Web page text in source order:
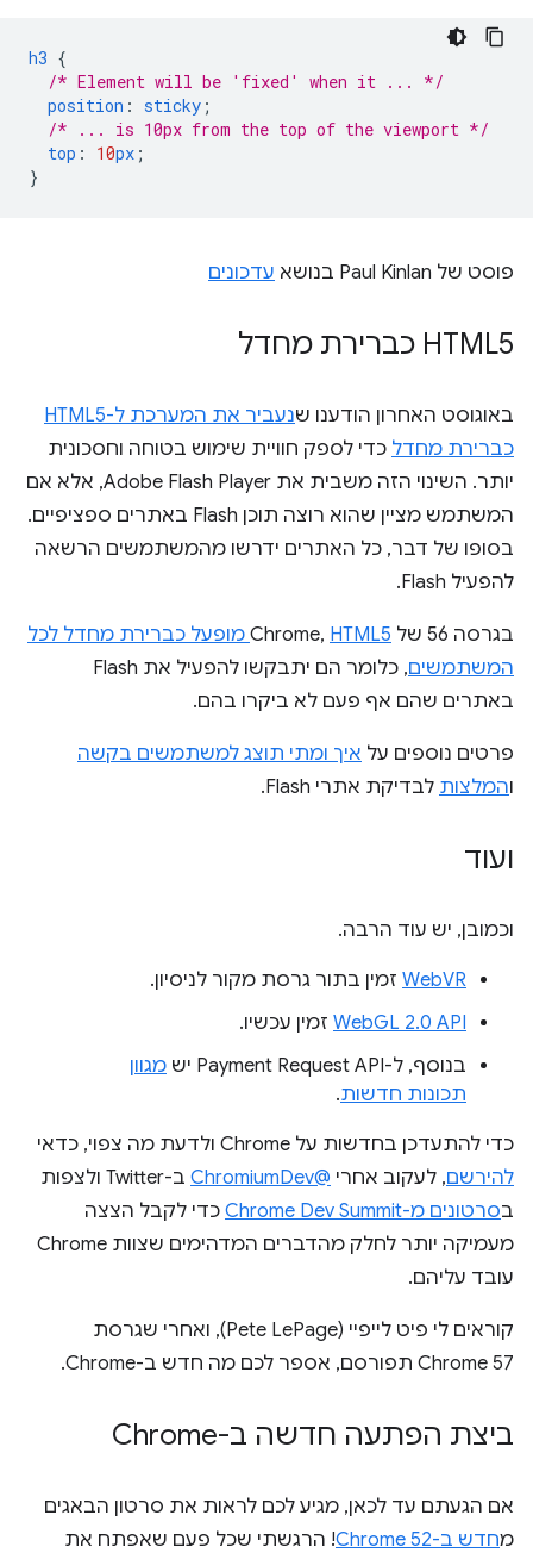
h3 {
/* Element will be 'fixed' when it ... */
position : sticky ;
/* ... is 10px from the top of the viewport */
top : 10px ;
}
פוסט של Paul Kinlan בנושא עדכונים
HTML5 כברירת מחדל
באוגוסט האחרון הודענו ש
נעביר את המערכת ל-HTML5
כברירת מחדל כדי לספק חוויית שימוש בטוחה וחסכונית
יותר. השינוי הזה משבית את Adobe Flash Player, אלא אם
המשתמש מציין שהוא רוצה תוכן Flash באתרים ספציפיים.
בסופו של דבר, כל האתרים ידרשו מהמשתמשים הרשאה
להפעיל Flash.
בגרסה 56 של Chrome,
HTML5 מופעל כברירת מחדל לכל
המשתמשים
, כלומר הם יתבקשו להפעיל את Flash
באתרים שהם אף פעם לא ביקרו בהם.
פרטים נוספים על איך ומתי תוצג למשתמשים בקשה
והמלצות לבדיקת אתרי Flash.
ועוד
וכמובן, יש עוד הרבה.
WebVR זמין בתור גרסת מקור לניסיון.
WebGL 2.0 API זמין עכשיו.
בנוסף, ל-Payment Request API יש
מגוון
תכונות חדשות.
כדי להתעדכן בחדשות על Chrome ולדעת מה צפוי, כדאי
להירשם, לעקוב אחרי @ChromiumDev
ב-Twitter ולצפות
בסרטונים מ-Chrome Dev Summit
כדי לקבל הצצה
מעמיקה יותר לחלק מהדברים המדהימים שצוות Chrome
עובד עליהם.
קוראים לי פיט לייפיי (Pete LePage), ואחרי שגרסת
Chrome 57 תפורסם, אספר לכם מה חדש ב-Chrome.
ביצת הפתעה חדשה ב-Chrome
אם הגעתם עד לכאן, מגיע לכם לראות את סרטון הבאגים
מחדש ב-Chrome 52
! הרגשתי שכל פעם שאפתח את